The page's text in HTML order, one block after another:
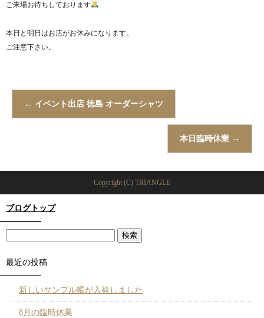
ご来場お待ちしております
本日と明日はお店がお休みになります。
ご注意下さい。
← イベント出店 徳島 オーダーシャツ
本日臨時休業 →
Copyright (C) TRIANGLE
ブログトップ
最近の投稿
新しいサンプル帳が入荷しました
8月の臨時休業